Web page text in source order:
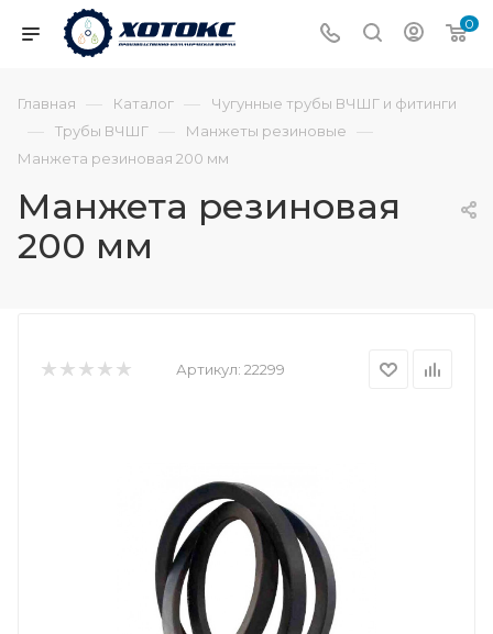
0
Главная — Каталог — Чугунные трубы ВЧШГ и фитинги
— Трубы ВЧШГ — Манжеты резиновые —
Манжета резиновая 200 мм
Манжета резиновая
200 мм
Артикул: 22299